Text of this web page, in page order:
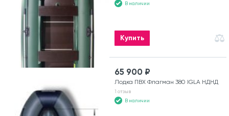
В наличии
Купить
65 900 ₽
Лодка ПВХ Флагман 380 IGLA НДНД
1 отзыв
В наличии